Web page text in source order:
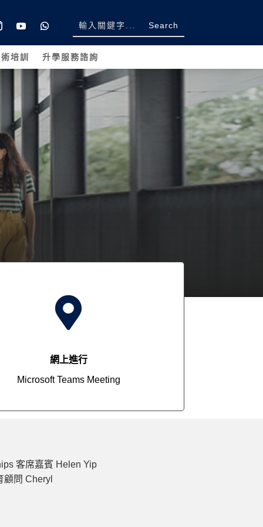
培訓 升學服務諮詢

網上進行
Microsoft Teams Meeting
客席嘉賓 Helen Yip
問 Cheryl